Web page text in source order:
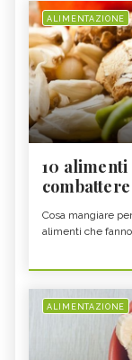
ALIMENTAZIONE
10
Cosa mangiare
alimenti che
ALIMENTAZIONE